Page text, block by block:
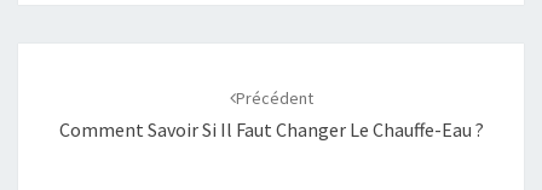
Précédent
Comment Savoir Si Il Faut Changer Le Chauffe-Eau ?